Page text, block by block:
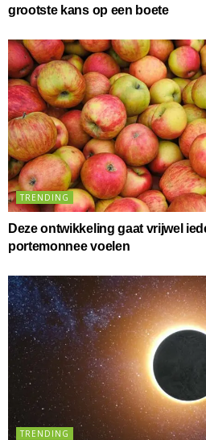
grootste kans op een boete
TRENDING
Deze ontwikkeling gaat vrijwel
portemonnee voelen
TRENDING